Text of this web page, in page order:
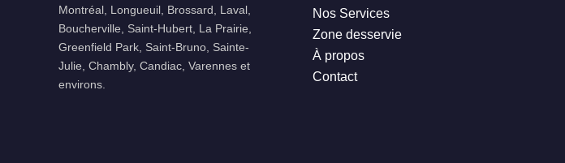
Montréal, Longueuil, Brossard, Laval,
Boucherville, Saint-Hubert, La Prairie,
Greenfield Park, Saint-Bruno, Sainte-
Julie, Chambly, Candiac, Varennes et
environs.
Nos Services
Zone desservie
À propos
Contact